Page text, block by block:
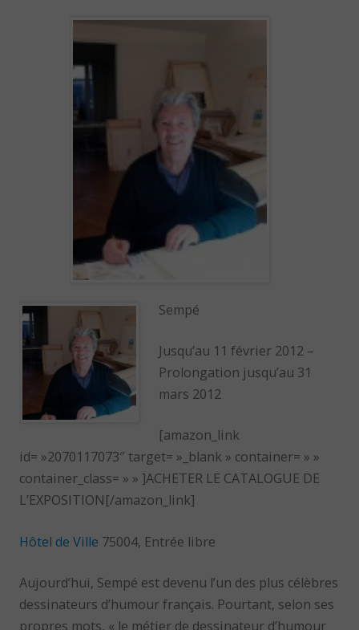
Sempé
Jusqu’au 11 février 2012 –
Prolongation jusqu’au 31
mars 2012
[amazon_link
id= »2070117073″ target= »_blank » container= » »
container_class= » » ]ACHETER LE CATALOGUE DE
L’EXPOSITION[/amazon_link]
Hôtel de Ville 75004, Entrée libre
Aujourd’hui, Sempé est devenu l’un des plus célèbres
dessinateurs d’humour français. Pourtant, selon ses
propres mots, « le métier de dessinateur d’humour